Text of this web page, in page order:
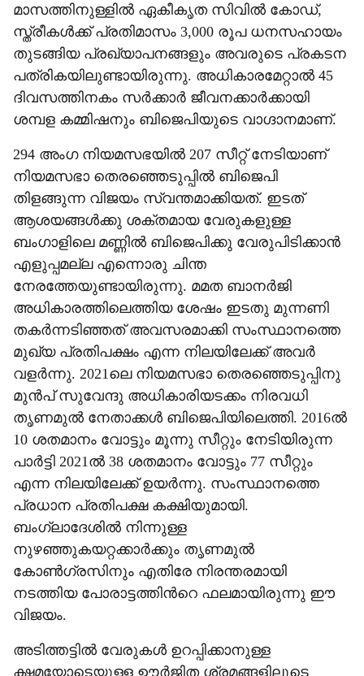
മാസത്തിനുള്ളിൽ ഏകീകൃത സിവിൽ കോഡ്,
സ്ത്രീകൾക്ക് പ്രതിമാസം 3,000 രൂപ ധനസഹായം
തുടങ്ങിയ പ്രഖ്യാപനങ്ങളും അവരുടെ പ്രകടന
പത്രികയിലുണ്ടായിരുന്നു. അധികാരമേറ്റാൽ 45
ദിവസത്തിനകം സർക്കാർ ജീവനക്കാർക്കായി
ശമ്പള കമ്മിഷനും ബിജെപിയുടെ വാഗ്ദാനമാണ്.
294 അംഗ നിയമസഭയിൽ 207 സീറ്റ് നേടിയാണ്
നിയമസഭാ തെരഞ്ഞെടുപ്പിൽ ബിജെപി
തിളങ്ങുന്ന വിജയം സ്വന്തമാക്കിയത്. ഇടത്
ആശയങ്ങൾക്കു ശക്തമായ വേരുകളുള്ള
ബംഗാളിലെ മണ്ണിൽ ബിജെപിക്കു വേരുപിടിക്കാൻ
എളുപ്പമല്ല എന്നൊരു ചിന്ത
നേരത്തേയുണ്ടായിരുന്നു. മമത ബാനർജി
അധികാരത്തിലെത്തിയ ശേഷം ഇടതു മുന്നണി
തകർന്നടിഞ്ഞത് അവസരമാക്കി സംസ്ഥാനത്തെ
മുഖ്യ പ്രതിപക്ഷം എന്ന നിലയിലേക്ക് അവർ
വളർന്നു. 2021ലെ നിയമസഭാ തെരഞ്ഞെടുപ്പിനു
മുൻപ് സുവേന്ദു അധികാരിയടക്കം നിരവധി
തൃണമുൽ നേതാക്കൾ ബിജെപിയിലെത്തി. 2016ൽ
10 ശതമാനം വോട്ടും മൂന്നു സീറ്റും നേടിയിരുന്ന
പാർട്ടി 2021ൽ 38 ശതമാനം വോട്ടും 77 സീറ്റും
എന്ന നിലയിലേക്ക് ഉയർന്നു. സംസ്ഥാനത്തെ
പ്രധാന പ്രതിപക്ഷ കക്ഷിയുമായി.
ബംഗ്ലാദേശിൽ നിന്നുള്ള
നുഴഞ്ഞുകയറ്റക്കാർക്കും തൃണമുൽ
കോൺഗ്രസിനും എതിരേ നിരന്തരമായി
നടത്തിയ പോരാട്ടത്തിന്‍റെ ഫലമായിരുന്നു ഈ
വിജയം.
അടിത്തട്ടിൽ വേരുകൾ ഉറപ്പിക്കാനുള്ള
ക്ഷമയോടെയുള്ള ഊർജിത ശ്രമങ്ങളിലൂടെ